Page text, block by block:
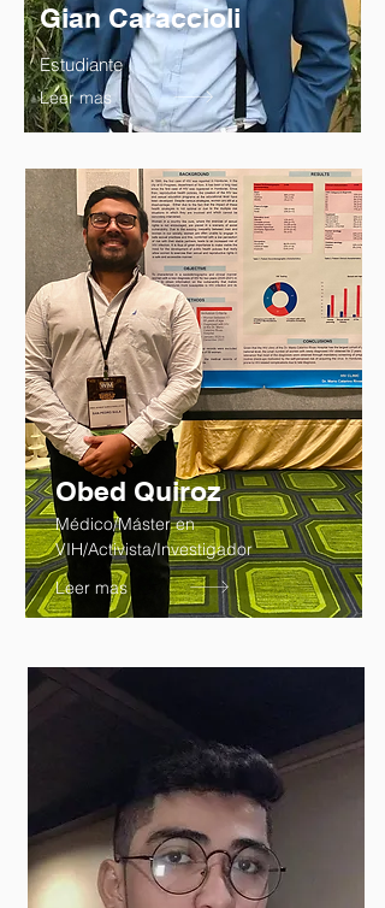
Gian Caraccioli
Leer mas
Estudiante
Obed Quiroz
Leer mas
Médico/Máster en
VIH/Activista/Investigador